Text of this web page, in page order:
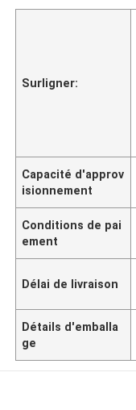
Surligner:
Capacité d'approv
isionnement
Conditions de pai
ement
Délai de livraison
Détails d'emballa
ge